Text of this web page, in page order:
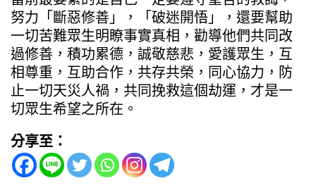
努力「斷惡修善」，「破迷開悟」，還要幫助
一切苦難眾生明瞭事實真相，勸導他們共同改
過修善，積功累德，誠敬慈悲，愛護眾生，互
相尊重，互助合作，共存共榮，同心協力，防
止一切天災人禍，共同挽救這個劫運，才是一
切眾生希望之所在。
分享至：